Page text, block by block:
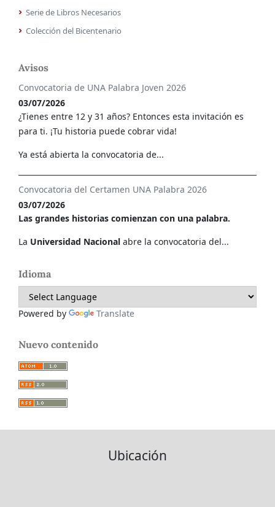
Serie de Libros Necesarios
Colección del Bicentenario
Avisos
Convocatoria de UNA Palabra Joven 2026
03/07/2026
¿Tienes entre 12 y 31 años? Entonces esta invitación es
para ti. ¡Tu historia puede cobrar vida!
Ya está abierta la convocatoria de...
Convocatoria del Certamen UNA Palabra 2026
03/07/2026
Las grandes historias comienzan con una palabra.
La Universidad Nacional abre la convocatoria del...
Idioma
Powered by Translate
Nuevo contenido
Ubicación